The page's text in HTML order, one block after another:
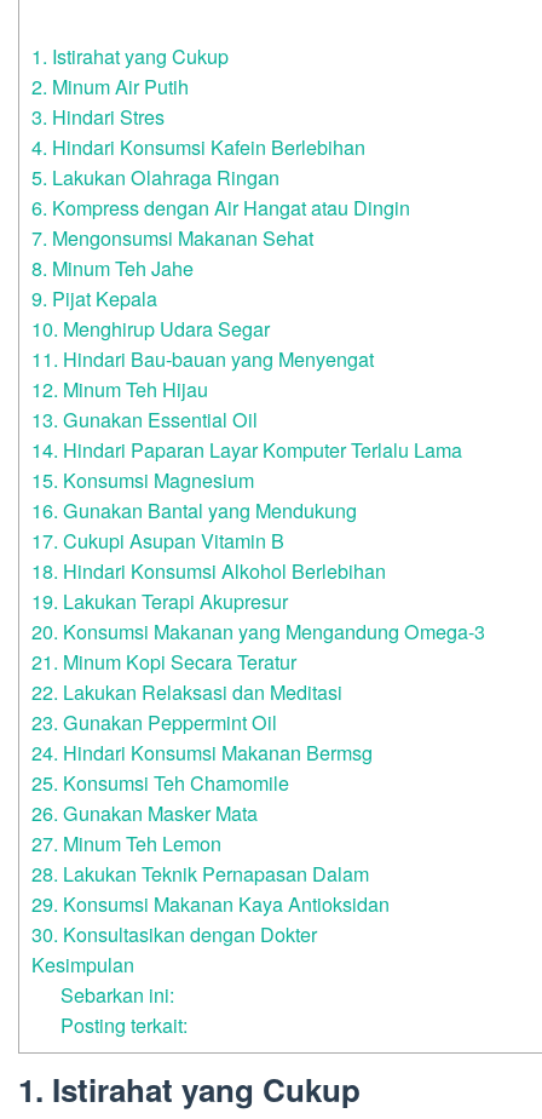
1. Istirahat yang Cukup
2. Minum Air Putih
3. Hindari Stres
4. Hindari Konsumsi Kafein Berlebihan
5. Lakukan Olahraga Ringan
6. Kompress dengan Air Hangat atau Dingin
7. Mengonsumsi Makanan Sehat
8. Minum Teh Jahe
9. Pijat Kepala
10. Menghirup Udara Segar
11. Hindari Bau-bauan yang Menyengat
12. Minum Teh Hijau
13. Gunakan Essential Oil
14. Hindari Paparan Layar Komputer Terlalu Lama
15. Konsumsi Magnesium
16. Gunakan Bantal yang Mendukung
17. Cukupi Asupan Vitamin B
18. Hindari Konsumsi Alkohol Berlebihan
19. Lakukan Terapi Akupresur
20. Konsumsi Makanan yang Mengandung Omega-3
21. Minum Kopi Secara Teratur
22. Lakukan Relaksasi dan Meditasi
23. Gunakan Peppermint Oil
24. Hindari Konsumsi Makanan Bermsg
25. Konsumsi Teh Chamomile
26. Gunakan Masker Mata
27. Minum Teh Lemon
28. Lakukan Teknik Pernapasan Dalam
29. Konsumsi Makanan Kaya Antioksidan
30. Konsultasikan dengan Dokter
Kesimpulan
Sebarkan ini:
Posting terkait:
1. Istirahat yang Cukup